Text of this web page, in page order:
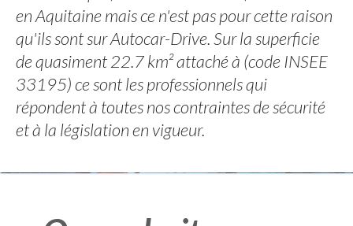
en Aquitaine mais ce n'est pas pour cette raison
qu'ils sont sur Autocar-Drive. Sur la superficie
de quasiment 22.7 km² attaché à (code INSEE
33195) ce sont les professionnels qui
répondent à toutes nos contraintes de sécurité
et à la législation en vigueur.